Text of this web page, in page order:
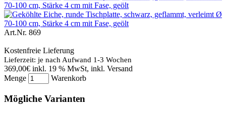
Art.Nr. 869
Kostenfreie Lieferung
Lieferzeit: je nach Aufwand 1-3 Wochen
369,00€ inkl. 19 % MwSt, inkl. Versand
Menge
Warenkorb
Mögliche Varianten